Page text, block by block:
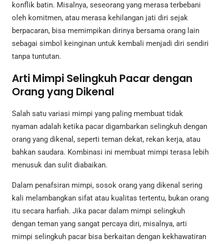
konflik batin. Misalnya, seseorang yang merasa terbebani
oleh komitmen, atau merasa kehilangan jati diri sejak
berpacaran, bisa memimpikan dirinya bersama orang lain
sebagai simbol keinginan untuk kembali menjadi diri sendiri
tanpa tuntutan.
Arti Mimpi Selingkuh Pacar dengan
Orang yang Dikenal
Salah satu variasi mimpi yang paling membuat tidak
nyaman adalah ketika pacar digambarkan selingkuh dengan
orang yang dikenal, seperti teman dekat, rekan kerja, atau
bahkan saudara. Kombinasi ini membuat mimpi terasa lebih
menusuk dan sulit diabaikan.
Dalam penafsiran mimpi, sosok orang yang dikenal sering
kali melambangkan sifat atau kualitas tertentu, bukan orang
itu secara harfiah. Jika pacar dalam mimpi selingkuh
dengan teman yang sangat percaya diri, misalnya, arti
mimpi selingkuh pacar bisa berkaitan dengan kekhawatiran